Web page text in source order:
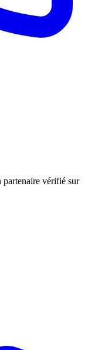
partenaire vérifié sur